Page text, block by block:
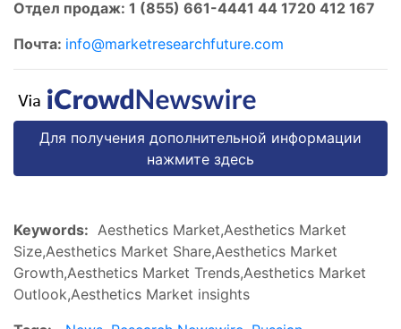
Отдел продаж: 1 (855) 661-4441 44 1720 412 167
Почта: info@marketresearchfuture.com
Для получения дополнительной информации
нажмите здесь
Keywords: Aesthetics Market,Aesthetics Market
Size,Aesthetics Market Share,Aesthetics Market
Growth,Aesthetics Market Trends,Aesthetics Market
Outlook,Aesthetics Market insights